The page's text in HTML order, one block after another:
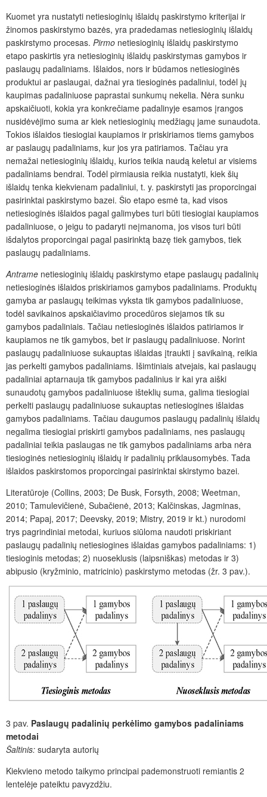
Kuomet yra nustatyti netiesioginių išlaidų paskirstymo kriterijai ir
žinomos paskirstymo bazės, yra pradedamas netiesioginių išlaidų
paskirstymo procesas. Pirmo netiesioginių išlaidų paskirstymo
etapo paskirtis yra netiesioginių išlaidų paskirstymas gamybos ir
paslaugų padaliniams. Išlaidos, nors ir būdamos netiesioginės
produktui ar paslaugai, dažnai yra tiesioginės padaliniui, todėl jų
kaupimas padaliniuose paprastai sunkumų nekelia. Nėra sunku
apskaičiuoti, kokia yra konkrečiame padalinyje esamos įrangos
nusidėvėjimo suma ar kiek netiesioginių medžiagų jame sunaudota.
Tokios išlaidos tiesiogiai kaupiamos ir priskiriamos tiems gamybos
ar paslaugų padaliniams, kur jos yra patiriamos. Tačiau yra
nemažai netiesioginių išlaidų, kurios teikia naudą keletui ar visiems
padaliniams bendrai. Todėl pirmiausia reikia nustatyti, kiek šių
išlaidų tenka kiekvienam padaliniui, t. y. paskirstyti jas proporcingai
pasirinktai paskirstymo bazei. Šio etapo esmė ta, kad visos
netiesioginės išlaidos pagal galimybes turi būti tiesiogiai kaupiamos
padaliniuose, o jeigu to padaryti neįmanoma, jos visos turi būti
išdalytos proporcingai pagal pasirinktą bazę tiek gamybos, tiek
paslaugų padaliniams.
Antrame netiesioginių išlaidų paskirstymo etape paslaugų padalinių
netiesioginės išlaidos priskiriamos gamybos padaliniams. Produktų
gamyba ar paslaugų teikimas vyksta tik gamybos padaliniuose,
todėl savikainos apskaičiavimo procedūros siejamos tik su
gamybos padaliniais. Tačiau netiesioginės išlaidos patiriamos ir
kaupiamos ne tik gamybos, bet ir paslaugų padaliniuose. Norint
paslaugų padaliniuose sukauptas išlaidas įtraukti į savikainą, reikia
jas perkelti gamybos padaliniams. Išimtiniais atvejais, kai paslaugų
padaliniai aptarnauja tik gamybos padalinius ir kai yra aiški
sunaudotų gamybos padaliniuose išteklių suma, galima tiesiogiai
perkelti paslaugų padaliniuose sukauptas netiesiogines išlaidas
gamybos padaliniams. Tačiau daugumos paslaugų padalinių išlaidų
negalima tiesiogiai priskirti gamybos padaliniams, nes paslaugų
padaliniai teikia paslaugas ne tik gamybos padaliniams arba nėra
tiesioginės netiesioginių išlaidų ir padalinių priklausomybės. Tada
išlaidos paskirstomos proporcingai pasirinktai skirstymo bazei.
Literatūroje (Collins, 2003; De Busk, Forsyth, 2008; Weetman,
2010; Tamulevičienė, Subačienė, 2013; Kalčinskas, Jagminas,
2014; Papaj, 2017; Deevsky, 2019; Mistry, 2019 ir kt.) nurodomi
trys pagrindiniai metodai, kuriuos siūloma naudoti priskiriant
paslaugų padalinių netiesiogines išlaidas gamybos padaliniams: 1)
tiesioginis metodas; 2) nuoseklusis (laipsniškas) metodas ir 3)
abipusio (kryžminio, matricinio) paskirstymo metodas (žr. 3 pav.).
3 pav. Paslaugų padalinių perkėlimo gamybos padaliniams
metodai
Šaltinis: sudaryta autorių
Kiekvieno metodo taikymo principai pademonstruoti remiantis 2
lentelėje pateiktu pavyzdžiu.